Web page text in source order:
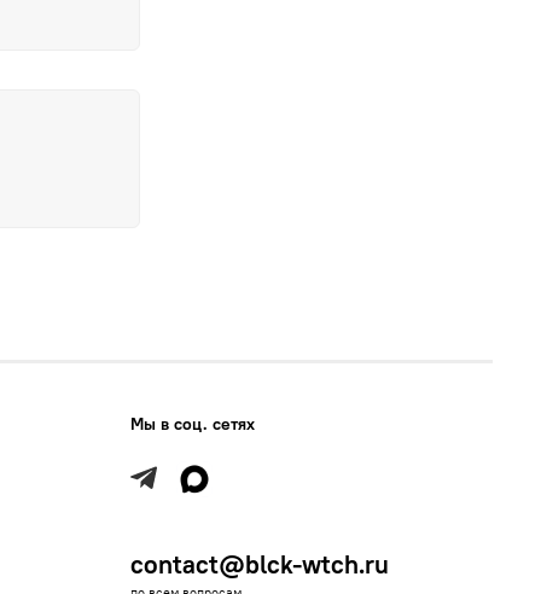
Мы в соц. сетях
contact@blck-wtch.ru